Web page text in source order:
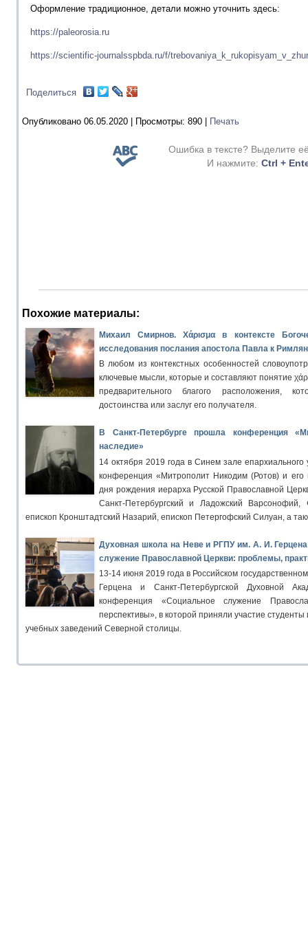
Оформление традиционное, детали можно уточнить здесь:
https://paleorosia.ru
https://scientific-journalsspbda.ru/f/
Поделиться
Опубликовано 06.05.2020 | Просмотры: 890 Печать
Ошибка в тексте? Выделите
И нажмите: Ctrl +
Похожие материалы:
Михаил Смирнов. Χάρισμα в контексте
исследования послания апостола Павла к
В любом из контекстных особенностей
ключевые мысли, которые и составляют понятие
предварительного благого расположения,
достоинства или заслуг его получателя.
В Санкт-Петербурге прошла конференция
наследие»
14 октября 2019 года в Синем зале
конференция «Митрополит Никодим (Ротов) и
дня рождения иерарха Русской Православной
Санкт-Петербургский и Ладожский
епископ Кронштадтский Назарий, епископ Петергофский Силуан, а
Духовная школа на Неве и РГПУ им. А. И.
служение Православной Церкви: проблемы,
13-14 июня 2019 года в Российском
Герцена и Санкт-Петербургской Духовной
конференция «Социальное служение
перспективы», в которой приняли участие студенты
учебных заведений Северной столицы.